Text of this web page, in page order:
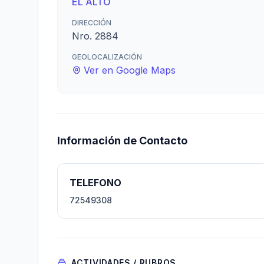
DIRECCIÓN
Nro. 2884
GEOLOCALIZACIÓN
Ver en Google Maps
Información de Contacto
TELEFONO
72549308